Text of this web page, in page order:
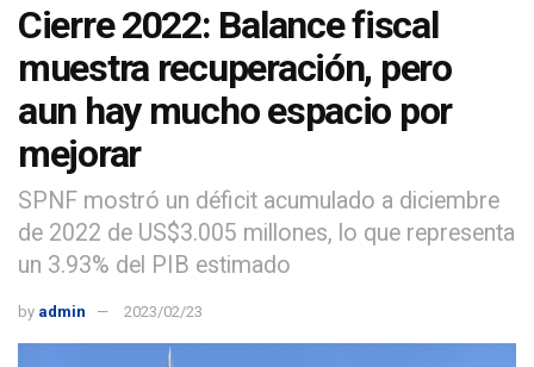
Cierre 2022: Balance fiscal
muestra recuperación, pero
aun hay mucho espacio por
mejorar
SPNF mostró un déficit acumulado a diciembre
de 2022 de US$3.005 millones, lo que representa
un 3.93% del PIB estimado
by admin 2023/02/23